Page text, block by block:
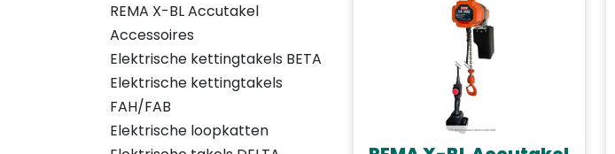
REMA X-BL Accutakel
Accessoires
Elektrische kettingtakels BETA
Elektrische kettingtakels
FAH/FAB
Elektrische loopkatten